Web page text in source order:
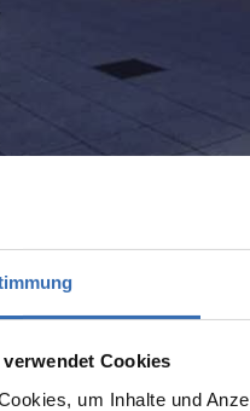
verwendet Cookies
um Inhalte und